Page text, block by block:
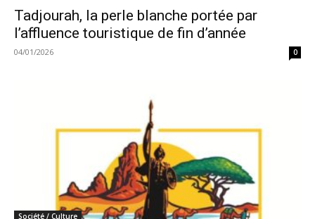
Tadjourah, la perle blanche portée par
l’affluence touristique de fin d’année
04/01/2026 0
Société / Culture